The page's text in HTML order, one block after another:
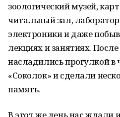
зоологический музей,
читальный зал,
электроники и даже
лекциях и занятиях.
насладились прогулкой в
«Соколок» и сделали
память.